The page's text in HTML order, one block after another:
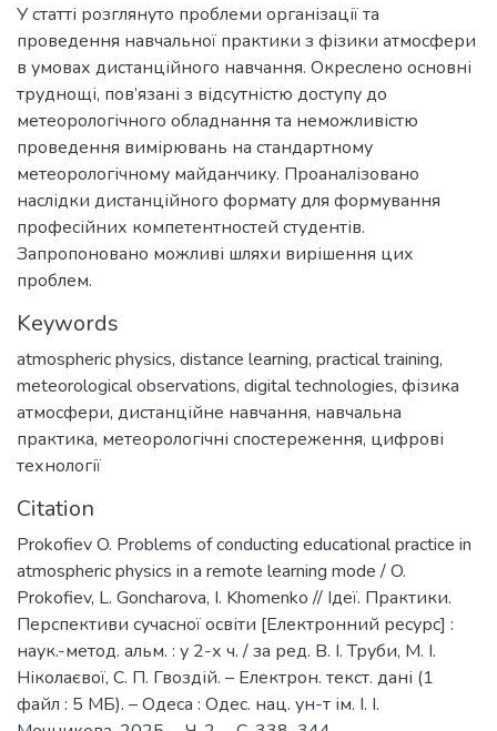
У статті розглянуто проблеми організації та
проведення навчальної практики з фізики атмосфери
в умовах дистанційного навчання. Окреслено основні
труднощі, пов’язані з відсутністю доступу до
метеорологічного обладнання та неможливістю
проведення вимірювань на стандартному
метеорологічному майданчику. Проаналізовано
наслідки дистанційного формату для формування
професійних компетентностей студентів.
Запропоновано можливі шляхи вирішення цих
проблем.
Keywords
atmospheric physics, distance learning, practical training,
meteorological observations, digital technologies, фізика
атмосфери, дистанційне навчання, навчальна
практика, метеорологічні спостереження, цифрові
технології
Citation
Prokofiev O. Problems of conducting educational practice in
atmospheric physics in a remote learning mode / O.
Prokofiev, L. Goncharova, I. Khomenko // Ідеї. Практики.
Перспективи сучасної освіти [Електронний ресурс] :
наук.-метод. альм. : у 2-х ч. / за ред. В. І. Труби, М. І.
Ніколаєвої, С. П. Гвоздій. – Електрон. текст. дані (1
файл : 5 МБ). – Одеса : Одес. нац. ун-т ім. І. І.